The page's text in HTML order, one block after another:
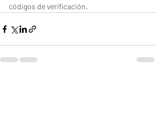
códigos de verificación.